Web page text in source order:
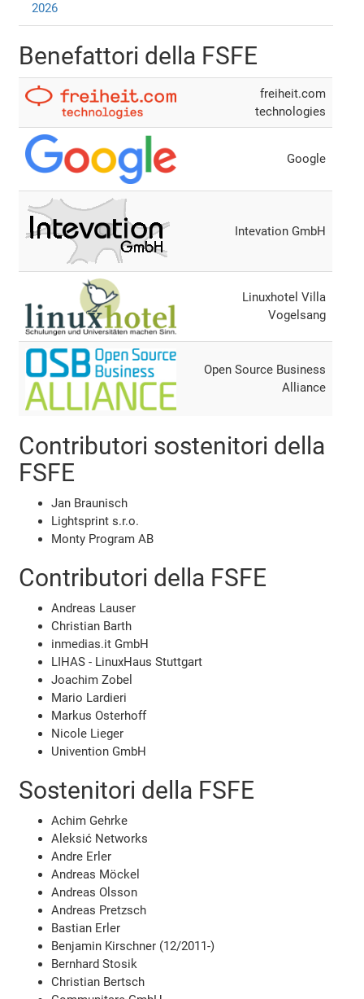
2026
Benefattori della FSFE
freiheit.com
technologies
Google
Intevation GmbH
Linuxhotel Villa
Vogelsang
Open Source Business
Alliance
Contributori sostenitori della
FSFE
Jan Braunisch
Lightsprint s.r.o.
Monty Program AB
Contributori della FSFE
Andreas Lauser
Christian Barth
inmedias.it GmbH
LIHAS - LinuxHaus Stuttgart
Joachim Zobel
Mario Lardieri
Markus Osterhoff
Nicole Lieger
Univention GmbH
Sostenitori della FSFE
Achim Gehrke
Aleksić Networks
Andre Erler
Andreas Möckel
Andreas Olsson
Andreas Pretzsch
Bastian Erler
Benjamin Kirschner (12/2011-)
Bernhard Stosik
Christian Bertsch